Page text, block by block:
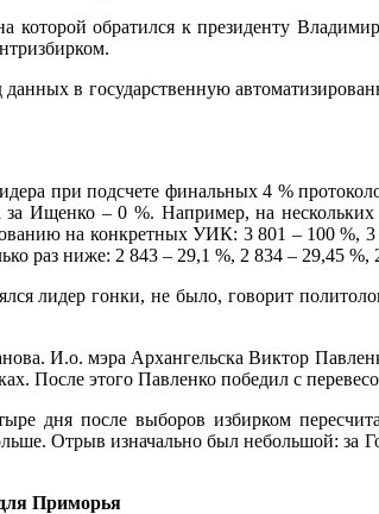
обратился к президенту
в государственную
при подсчете финальных 4 %
за Ищенко – 0 %. Например, на
на конкретных УИК: 3 801 – 100 %,
раз ниже: 2 843 – 29,1 %, 2 834 – 29,45 %,
лидер гонки, не было, говорит
И.о. мэра Архангельска Виктор
После этого Павленко победил с
дня после выборов избирком
Отрыв изначально был небольшой: за
Приморья